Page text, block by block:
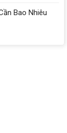
Bao Nhiêu